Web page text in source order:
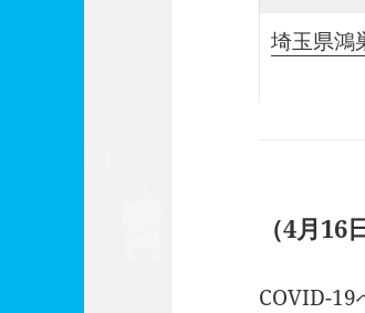
埼玉県鴻
（4月16
COVID-19